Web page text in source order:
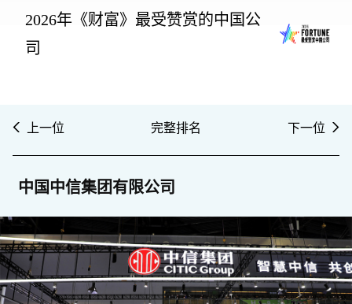
2026年《财富》最受赞赏的中国公
司
上一位 完整排名 下一位
中国中信集团有限公司